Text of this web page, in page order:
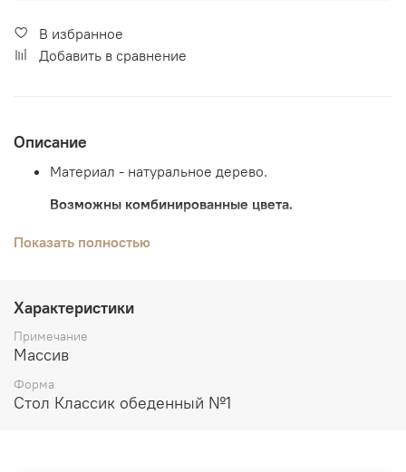
В избранное
Добавить в сравнение
Описание
Материал - натуральное дерево.
Возможны комбинированные цвета.
В магазинах, Вы можете сделать выбор по
Показать полностью
Характеристики
Примечание
Массив
Форма
Стол Классик обеденный №1